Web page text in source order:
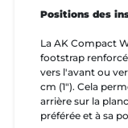
Positions des
La AK Compact
footstrap
vers l'avant ou
cm (1"). Cela
arrière sur la
préférée et à sa